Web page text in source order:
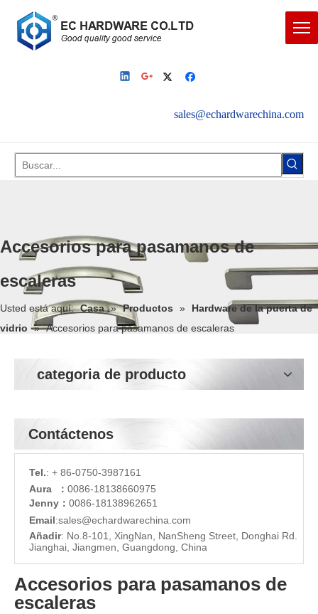
sales@echardwarechina.com
Accesorios para pasamanos de
escaleras
Usted está aquí: Casa » Productos »
Hardware de la puerta de
vidrio
» Accesorios para pasamanos de escaleras
categoria de producto
Contáctenos
Tel.: + 86-0750-3987161
Aura ： 0086-18138660975
Jenny： 0086-18138962651
Email:sales@echardwarechina.com
Añadir: No.8-101, XingNan, NanSheng Street, Donghai Rd.
Jianghai, Jiangmen, Guangdong, China
Accesorios para pasamanos de
escaleras